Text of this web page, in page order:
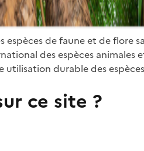
de faune et de flore
des espèces animales
durable des
ce site ?